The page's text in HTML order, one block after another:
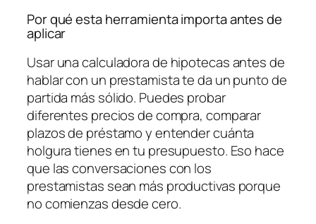
Por qué esta herramienta importa antes de
aplicar
Usar una calculadora de hipotecas antes de
hablar con un prestamista te da un punto de
partida más sólido. Puedes probar
diferentes precios de compra, comparar
plazos de préstamo y entender cuánta
holgura tienes en tu presupuesto. Eso hace
que las conversaciones con los
prestamistas sean más productivas porque
no comienzas desde cero.